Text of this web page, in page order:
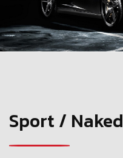
Sport / Naked